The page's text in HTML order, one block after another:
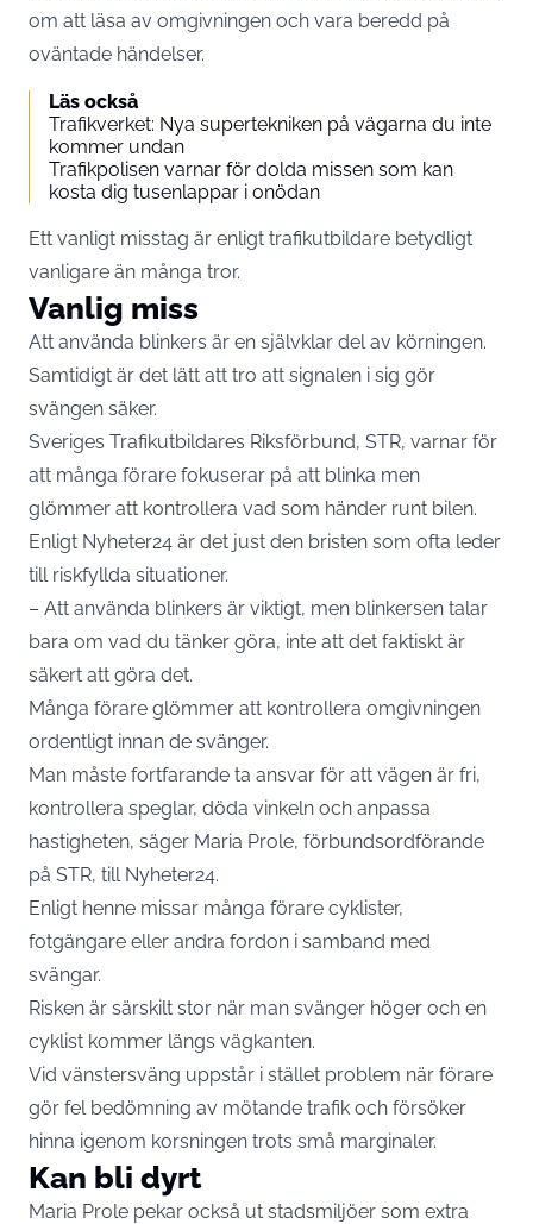
om att läsa av omgivningen och vara beredd på
oväntade händelser.
Läs också
Trafikverket: Nya supertekniken på vägarna du inte
kommer undan
Trafikpolisen varnar för dolda missen som kan
kosta dig tusenlappar i onödan
Ett vanligt misstag är enligt trafikutbildare betydligt
vanligare än många tror.
Vanlig miss
Att använda blinkers är en självklar del av körningen.
Samtidigt är det lätt att tro att signalen i sig gör
svängen säker.
Sveriges Trafikutbildares Riksförbund, STR, varnar för
att många förare fokuserar på att blinka men
glömmer att kontrollera vad som händer runt bilen.
Enligt Nyheter24 är det just den bristen som ofta leder
till riskfyllda situationer.
– Att använda blinkers är viktigt, men blinkersen talar
bara om vad du tänker göra, inte att det faktiskt är
säkert att göra det.
Många förare glömmer att kontrollera omgivningen
ordentligt innan de svänger.
Man måste fortfarande ta ansvar för att vägen är fri,
kontrollera speglar, döda vinkeln och anpassa
hastigheten, säger Maria Prole, förbundsordförande
på STR, till Nyheter24.
Enligt henne missar många förare cyklister,
fotgängare eller andra fordon i samband med
svängar.
Risken är särskilt stor när man svänger höger och en
cyklist kommer längs vägkanten.
Vid vänstersväng uppstår i stället problem när förare
gör fel bedömning av mötande trafik och försöker
hinna igenom korsningen trots små marginaler.
Kan bli dyrt
Maria Prole pekar också ut stadsmiljöer som extra